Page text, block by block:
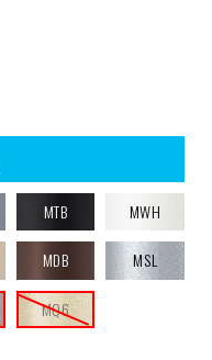
MTB MWH
MDB MSL
MQ6